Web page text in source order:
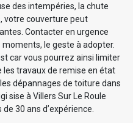
des intempéries, la chute
votre couverture peut
Contacter en urgence
le geste à adopter.
car vous pourrez ainsi limiter
les travaux de remise en état
dépannages de toiture dans
sise à Villers Sur Le Roule
30 ans d’expérience.